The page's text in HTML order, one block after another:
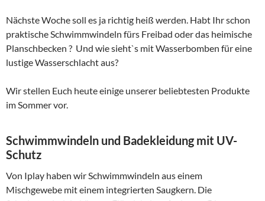
Nächste Woche soll es ja richtig heiß werden. Habt Ihr schon
praktische Schwimmwindeln fürs Freibad oder das heimische
Planschbecken ? Und wie sieht`s mit Wasserbomben für eine
lustige Wasserschlacht aus?
Wir stellen Euch heute einige unserer beliebtesten Produkte
im Sommer vor.
Schwimmwindeln und Badekleidung mit UV-
Schutz
Von Iplay haben wir Schwimmwindeln aus einem
Mischgewebe mit einem integrierten Saugkern. Die